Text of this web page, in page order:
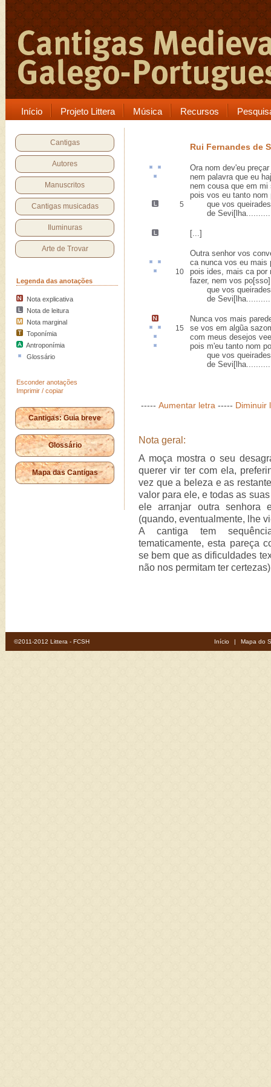
Início Projeto Littera Música Recursos
Cantigas
Autores
Manuscritos
Cantigas musicadas
Iluminuras
Arte de Trovar
Legenda das anotações
Nota explicativa
Nota de leitura
Nota marginal
Toponímia
Antroponímia
Glossário
Esconder anotações
Imprimir / copiar
Cantigas: Guia breve
Glossário
Mapa das Cantigas
Rui Fernandes de
Ora nom dev'eu preçar
nem palavra que eu
nem cousa que em mi
pois vos eu tanto nom
5
que vos
de
[...]
Outra senhor vos
ca nunca vos eu mais
10 pois ides, mais capor
fazer, nem vos
que vos
de
Nunca vos mais
15 se vos em algũa
com meus desejos
pois m'eu tanto nom
que vos
de
----- Aumentar letra ----- Diminuir
Nota geral:
A moça mostra o seu
querer vir ter com ela,
vez que a beleza e as
valor para ele, e todas as
ele arranjar outra senhora
(quando, eventualmente, lhe
A cantiga tem
tematicamente, esta pareça
se bem que as dificuldades
não nos permitam ter
©2011-2012 Littera - FCSH Início | Mapa do